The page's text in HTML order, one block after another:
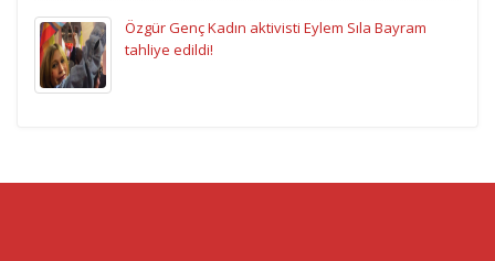
Özgür Genç Kadın aktivisti Eylem Sıla Bayram
tahliye edildi!